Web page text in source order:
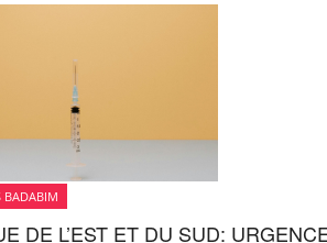
BADABIM
DE L’EST ET DU SUD: